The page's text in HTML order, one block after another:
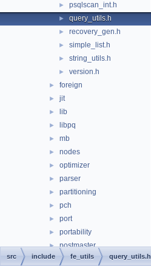
► psqlscan_int.h
► query_utils.h
► recovery_gen.h
► simple_list.h
► string_utils.h
► version.h
► foreign
► jit
► lib
► libpq
► mb
► nodes
► optimizer
► parser
► partitioning
► pch
► port
► portability
► postmaster
► regex
src include fe_utils query_utils.h